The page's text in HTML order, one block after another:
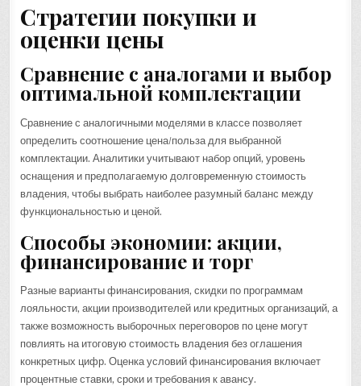
Стратегии покупки и
оценки цены
Сравнение с аналогами и выбор
оптимальной комплектации
Сравнение с аналогичными моделями в классе позволяет
определить соотношение цена/польза для выбранной
комплектации. Аналитики учитывают набор опций, уровень
оснащения и предполагаемую долговременную стоимость
владения, чтобы выбрать наиболее разумный баланс между
функциональностью и ценой.
Способы экономии: акции,
финансирование и торг
Разные варианты финансирования, скидки по программам
лояльности, акции производителей или кредитных организаций, а
также возможность выборочных переговоров по цене могут
повлиять на итоговую стоимость владения без оглашения
конкретных цифр. Оценка условий финансирования включает
процентные ставки, сроки и требования к авансу.